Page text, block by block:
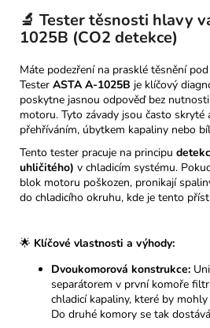
🔬 Tester těsnosti hlavy
1025B (CO2 detekce)
Máte podezření na prasklé těsnění
Tester ASTA A-1025B je klíčový
poskytne jasnou odpověď bez
motoru. Tyto závady jsou často skryté
přehříváním, úbytkem kapaliny nebo
Tento tester pracuje na principu
uhličitého) v chladicím systému.
blok motoru poškozen, pronikají
do chladicího okruhu, kde je tento
🌟 Klíčové vlastnosti a výhody:
Dvoukomorová konstrukce:
separátorem v první komoře
chladicí kapaliny, které by
Do druhé komory se tak